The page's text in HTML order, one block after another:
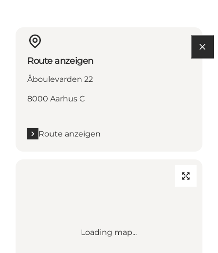
Route anzeigen
Åboulevarden 22
8000 Aarhus C
Route anzeigen
Loading map...